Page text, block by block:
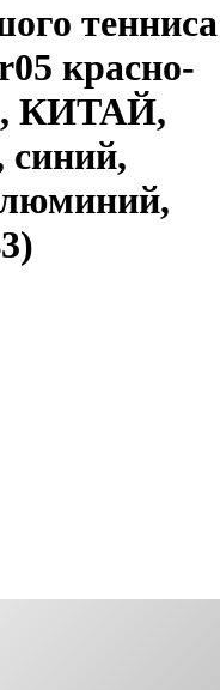
тенниса
красно-
КИТАЙ,
синий,